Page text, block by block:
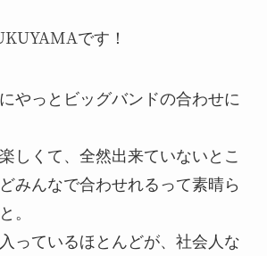
です！
やっとビッグバンドの合わせに
しくて、全然出来ていないとこ
みんなで合わせれるって素晴ら
。
っているほとんどが、社会人な